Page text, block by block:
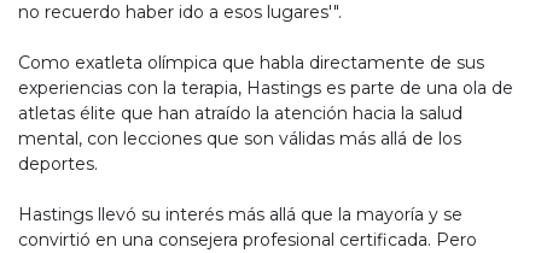
no recuerdo haber ido a esos lugares'".
Como exatleta olímpica que habla directamente de sus
experiencias con la terapia, Hastings es parte de una ola de
atletas élite que han atraído la atención hacia la salud
mental, con lecciones que son válidas más allá de los
deportes.
Hastings llevó su interés más allá que la mayoría y se
convirtió en una consejera profesional certificada. Pero